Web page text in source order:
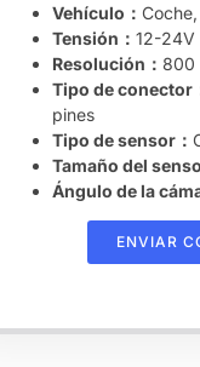
Vehículo：
Tensión： 12-24V
Resolución： 800
Tipo de conector
pines
Tipo de sensor：
Tamaño del
Ángulo de la
ENVIAR